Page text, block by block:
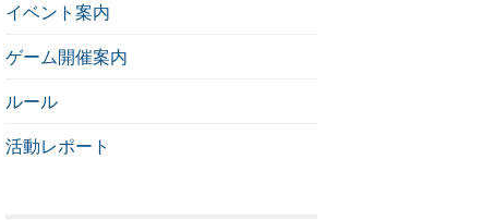
イベント案内
ゲーム開催案内
ルール
活動レポート